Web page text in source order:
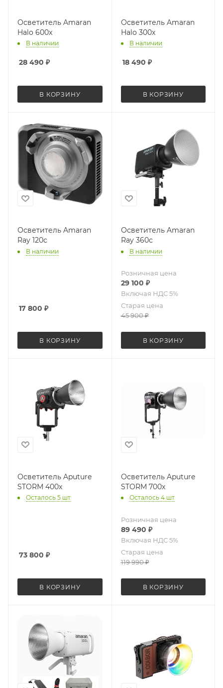
Осветитель Amaran
Halo 600x
В наличии
28 490 ₽
В КОРЗИНУ
Осветитель Amaran
Halo 300x
В наличии
18 490 ₽
В КОРЗИНУ
Осветитель Amaran
Ray 120c
В наличии
17 800 ₽
В КОРЗИНУ
Осветитель Amaran
Ray 360c
В наличии
Розничная цена
29 100 ₽
Старая цена
45 900₽
В КОРЗИНУ
Осветитель Aputure
STORM 400x
Осталось 5 шт
73 800 ₽
В КОРЗИНУ
Осветитель Aputure
STORM 700x
Осталось 4 шт
Розничная цена
89 490 ₽
Старая цена
119 990₽
В КОРЗИНУ